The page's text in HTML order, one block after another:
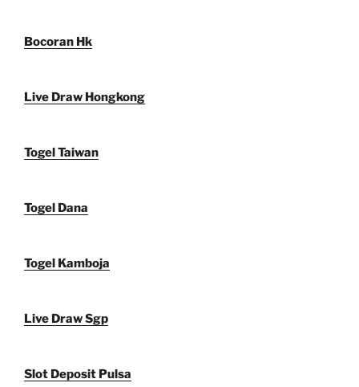
Bocoran Hk
Live Draw Hongkong
Togel Taiwan
Togel Dana
Togel Kamboja
Live Draw Sgp
Slot Deposit Pulsa